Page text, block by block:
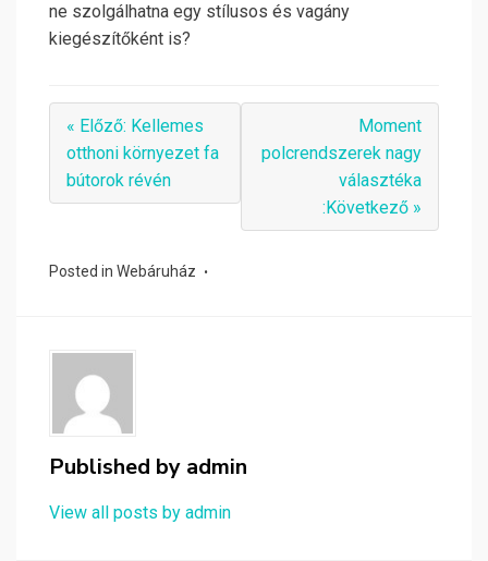
ne szolgálhatna egy stílusos és vagány
kiegészítőként is?
« Előző: Kellemes
otthoni környezet fa
bútorok révén
Moment
polcrendszerek nagy
választéka
:Következő »
Posted in Webáruház
Published by admin
View all posts by admin